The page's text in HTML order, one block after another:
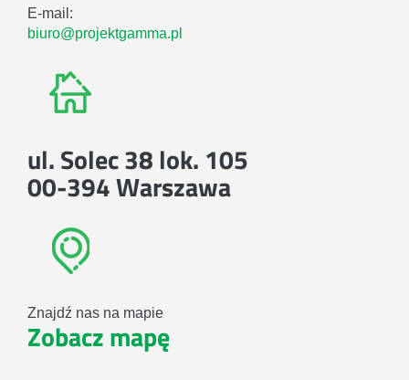
E-mail:
biuro@projektgamma.pl
ul. Solec 38 lok. 105
00-394 Warszawa
Znajdź nas na mapie
Zobacz mapę